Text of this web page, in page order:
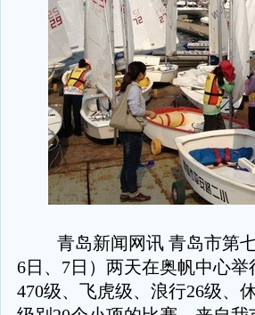
青岛新闻网讯 青岛市第
6日、7日）两天在奥帆中心
470级、飞虎级、浪行26级、